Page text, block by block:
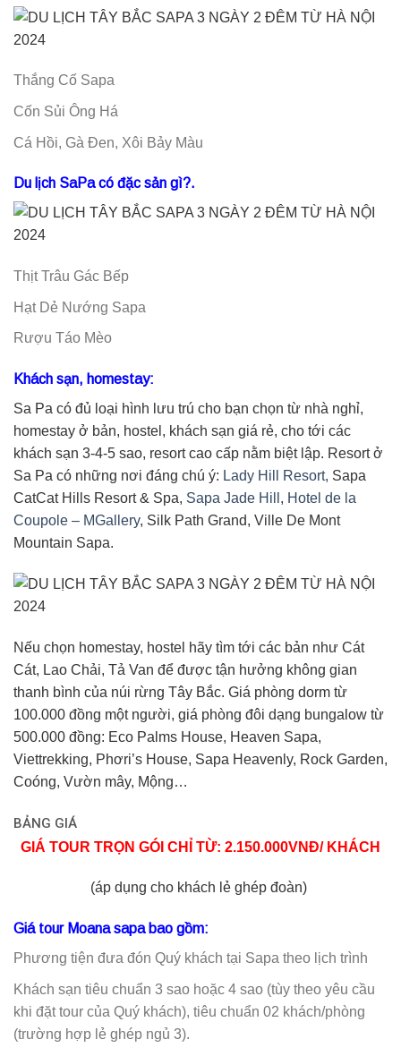
Thắng Cố Sapa
Cốn Sủi Ông Há
Cá Hồi, Gà Đen, Xôi Bảy Màu
Du lịch SaPa có đặc sản gì?.
Thịt Trâu Gác Bếp
Hạt Dẻ Nướng Sapa
Rượu Táo Mèo
Khách sạn, homestay:
Sa Pa có đủ loại hình lưu trú cho bạn chọn từ nhà nghỉ,
homestay ở bản, hostel, khách sạn giá rẻ, cho tới các
khách sạn 3-4-5 sao, resort cao cấp nằm biệt lập. Resort ở
Sa Pa có những nơi đáng chú ý: Lady Hill Resort, Sapa
CatCat Hills Resort & Spa, Sapa Jade Hill , Hotel de la
Coupole – MGallery, Silk Path Grand, Ville De Mont
Mountain Sapa.
Nếu chọn homestay, hostel hãy tìm tới các bản như Cát
Cát, Lao Chải, Tả Van để được tận hưởng không gian
thanh bình của núi rừng Tây Bắc. Giá phòng dorm từ
100.000 đồng một người, giá phòng đôi dạng bungalow từ
500.000 đồng: Eco Palms House, Heaven Sapa,
Viettrekking, Phơri’s House, Sapa Heavenly, Rock Garden,
Coóng, Vườn mây, Mộng…
BẢNG GIÁ
GIÁ TOUR TRỌN GÓI CHỈ TỪ: 2.150.000VNĐ/ KHÁCH
(áp dụng cho khách lẻ ghép đoàn)
Giá tour Moana sapa bao gồm:
Phương tiện đưa đón Quý khách tại Sapa theo lịch trình
Khách sạn tiêu chuẩn 3 sao hoặc 4 sao (tùy theo yêu cầu
khi đặt tour của Quý khách), tiêu chuẩn 02 khách/phòng
(trường hợp lẻ ghép ngủ 3).